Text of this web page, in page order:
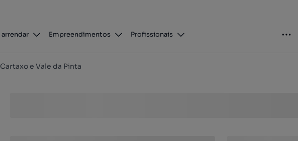
arrendar Empreendimentos Profissionais
Cartaxo e Vale da Pinta